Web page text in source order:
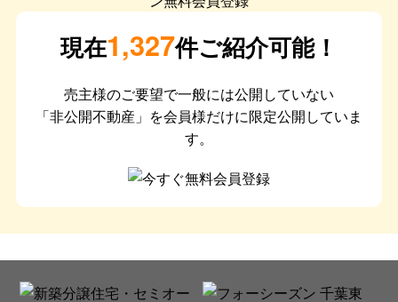
現在1,327件ご紹介可能！
売主様のご要望で一般には公開していない
「非公開不動産」を会員様だけに限定公開していま
す。